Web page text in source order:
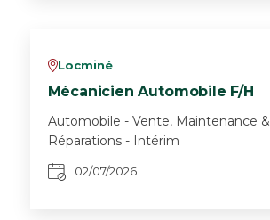
vLocminé
Mécanicien Automobile F/H
Automobile - Vente, Maintenance &
Réparations - Intérim
02/07/2026